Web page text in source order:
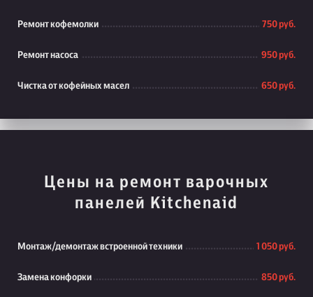
Ремонт кофемолки 750 руб.
Ремонт насоса 950 руб.
Чистка от кофейных масел 650 руб.
Цены на ремонт варочных
панелей Kitchenaid
Монтаж/демонтаж встроенной техники 1 050 руб.
Замена конфорки 850 руб.